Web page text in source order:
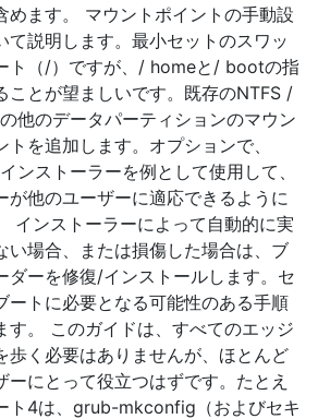
めます。 マウントポイントの手動設
て説明します。最小セットのスワッ
ト（/）ですが、/ homeと/ bootの指
ことが望ましいです。既存のNTFS /
他のデータパーティションのマウン
トを追加します。オプションで、
ンストーラーを例として使用して、
が他のユーザーに適応できるように
インストーラーによって自動的に実
い場合、または損傷した場合は、ブ
ダーを修復/インストールします。セ
ートに必要となる可能性のある手順
す。 このガイドは、すべてのエッジ
歩く必要はありませんが、ほとんど
ーにとって役立つはずです。たとえ
ト4は、grub-mkconfig（およびセキ